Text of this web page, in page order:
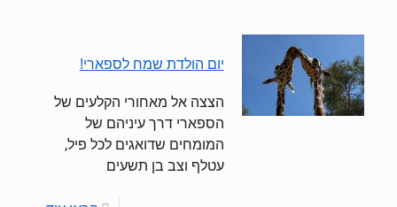
יום הולדת שמח לספארי!
הצצה אל מאחורי הקלעים של
הספארי דרך עיניהם של
המומחים שדואגים לכל פיל,
עטלף וצב בן תשעים